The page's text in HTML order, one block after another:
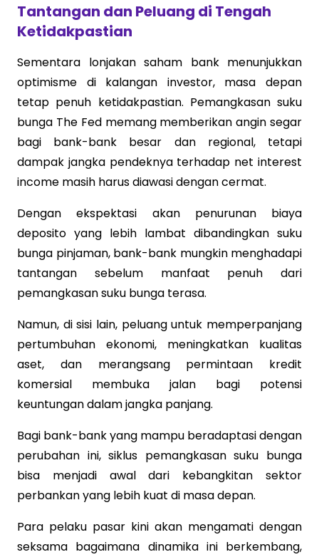
Tantangan dan Peluang di Tengah
Ketidakpastian
Sementara lonjakan saham bank menunjukkan
optimisme di kalangan investor, masa depan
tetap penuh ketidakpastian. Pemangkasan suku
bunga The Fed memang memberikan angin segar
bagi bank-bank besar dan regional, tetapi
dampak jangka pendeknya terhadap net interest
income masih harus diawasi dengan cermat.
Dengan ekspektasi akan penurunan biaya
deposito yang lebih lambat dibandingkan suku
bunga pinjaman, bank-bank mungkin menghadapi
tantangan sebelum manfaat penuh dari
pemangkasan suku bunga terasa.
Namun, di sisi lain, peluang untuk memperpanjang
pertumbuhan ekonomi, meningkatkan kualitas
aset, dan merangsang permintaan kredit
komersial membuka jalan bagi potensi
keuntungan dalam jangka panjang.
Bagi bank-bank yang mampu beradaptasi dengan
perubahan ini, siklus pemangkasan suku bunga
bisa menjadi awal dari kebangkitan sektor
perbankan yang lebih kuat di masa depan.
Para pelaku pasar kini akan mengamati dengan
seksama bagaimana dinamika ini berkembang,